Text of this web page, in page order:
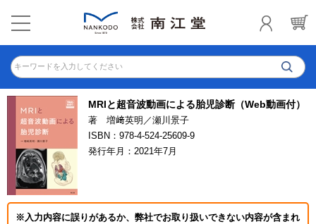
キーワードを入力してください
MRIと超音波動画による胎児診断（Web動画付）
著 増﨑英明／瀬川景子
ISBN：978-4-524-25609-9
発行年月：2021年7月
※入力内容に誤りがあるか、弊社でお取り扱いできない内容が含まれ